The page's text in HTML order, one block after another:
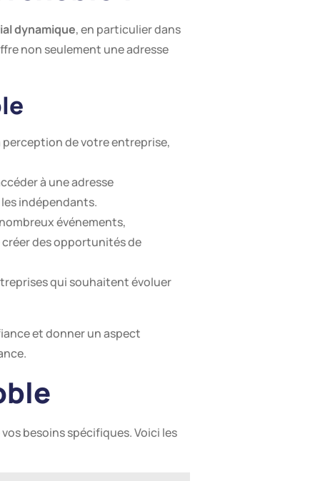
dynamique, en particulier dans
non seulement une adresse
perception de votre entreprise,
à une adresse
indépendants.
événements,
des opportunités de
qui souhaitent évoluer
et donner un aspect
besoins spécifiques. Voici les